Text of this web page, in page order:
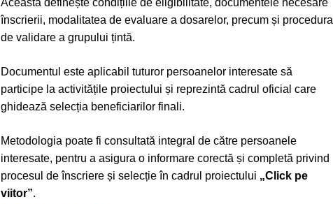
Aceasta definește condițiile de eligibilitate, documentele necesare
înscrierii, modalitatea de evaluare a dosarelor, precum și procedura
de validare a grupului țintă.
Documentul este aplicabil tuturor persoanelor interesate să
participe la activitățile proiectului și reprezintă cadrul oficial care
ghidează selecția beneficiarilor finali.
Metodologia poate fi consultată integral de către persoanele
interesate, pentru a asigura o informare corectă și completă privind
procesul de înscriere și selecție în cadrul proiectului „Click pe
viitor”.